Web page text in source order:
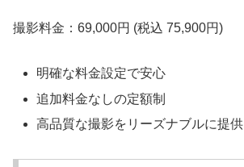
撮影料金：69,000円 (税込 75,900円)
明確な料金設定で安心
追加料金なしの定額制
高品質な撮影をリーズナブルに提供